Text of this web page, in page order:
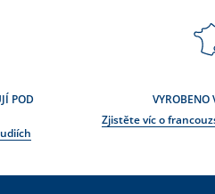
POD
VYROBENO
Zjistěte víc o